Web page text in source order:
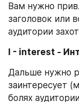
Вам нужно
заголовок или
аудитории
I - interest -
Дальше нужно
заинтересует
болях